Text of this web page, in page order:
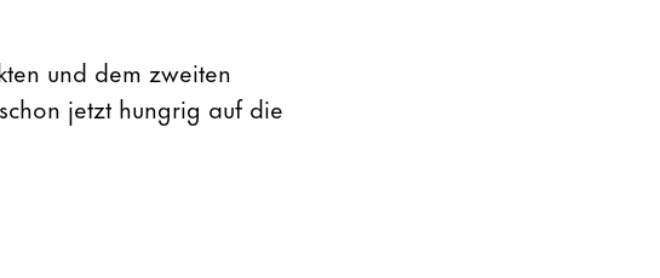
und dem zweiten
jetzt hungrig auf die